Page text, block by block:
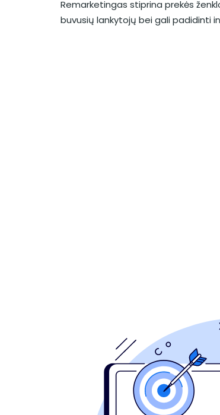
Remarketingas stiprina prekės
buvusių lankytojų bei gali padidinti